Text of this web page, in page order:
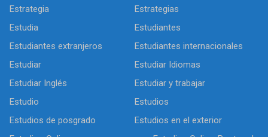
Estrategia
Estrategias
Estudia
Estudiantes
Estudiantes extranjeros
Estudiantes internacionales
Estudiar
Estudiar Idiomas
Estudiar Inglés
Estudiar y trabajar
Estudio
Estudios
Estudios de posgrado
Estudios en el exterior